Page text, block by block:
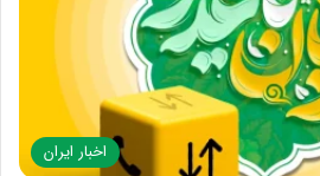
اخبار ایران